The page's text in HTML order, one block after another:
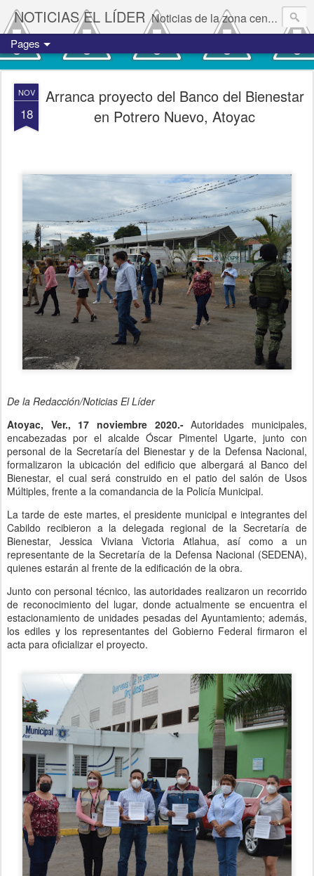
NOTICIAS EL LÍDER Noticias de la zona centro del estado de Veracruz.
Pages
NOV
18
Arranca proyecto del Banco del Bienestar
en Potrero Nuevo, Atoyac
De la Redacción/Noticias El Líder
Atoyac, Ver., 17 noviembre 2020.-Autoridades municipales,
encabezadas por el alcalde Óscar Pimentel Ugarte, junto con
personal de la Secretaría del Bienestar y de la Defensa Nacional,
formalizaron la ubicación del edificio que albergará al Banco del
Bienestar, el cual será construido en el patio del salón de Usos
Múltiples, frente a la comandancia de la Policía Municipal.
La tarde de este martes, el presidente municipal e integrantes del
Cabildo recibieron a la delegada regional de la Secretaría de
Bienestar, Jessica Viviana Victoria Atlahua, así como a un
representante de la Secretaría de la Defensa Nacional (SEDENA),
quienes estarán al frente de la edificación de la obra.
Junto con personal técnico, las autoridades realizaron un recorrido
de reconocimiento del lugar, donde actualmente se encuentra el
estacionamiento de unidades pesadas del Ayuntamiento; además,
los ediles y los representantes del Gobierno Federal firmaron el
acta para oficializar el proyecto.